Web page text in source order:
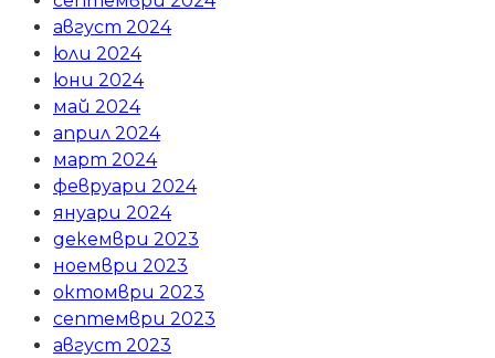
август 2024
юли 2024
юни 2024
май 2024
април 2024
март 2024
февруари 2024
януари 2024
декември 2023
ноември 2023
октомври 2023
септември 2023
август 2023